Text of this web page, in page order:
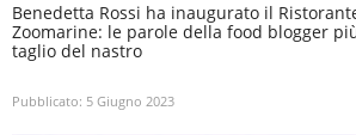
Benedetta Rossi ha inaugurato il
Zoomarine: le parole della food blogger
taglio del nastro
Pubblicato: 5 Giugno 2023